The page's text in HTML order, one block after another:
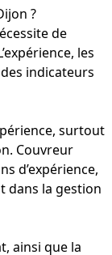
?
de
les
indicateurs
surtout
Couvreur
d’expérience,
dans la gestion
ainsi que la